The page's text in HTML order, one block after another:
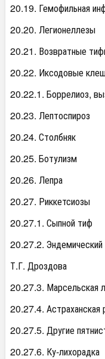
20.19. Гемофильная
20.20. Легионеллезы
20.21. Возвратные
20.22. Иксодовые
20.22.1. Боррелиоз,
20.23. Лептоспироз
20.24. Столбняк
20.25. Ботулизм
20.26. Лепра
20.27. Риккетсиозы
20.27.1. Сыпной тиф
20.27.2.
Т.Г. Дроздова
20.27.3. Марсельская
20.27.4. Астраханская
20.27.5. Другие
20.27.6. Ку-лихорадка